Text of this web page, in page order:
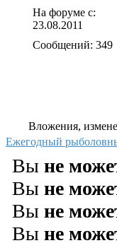
На форуме с:
23.08.2011
Сообщений: 349
Вложения,
Ежегодный
Вы не
Вы не
Вы не
Вы не